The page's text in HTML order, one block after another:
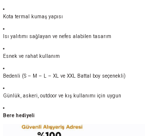
Kota termal kumaş yapısı
Isı yalıtımı sağlayan ve nefes alabilen tasarım
Esnek ve rahat kullanım
Bedenli (S – M – L – XL ve XXL Battal boy seçenekli)
Günlük, askeri, outdoor ve kış kullanımı için uygun
Bere hediyeli